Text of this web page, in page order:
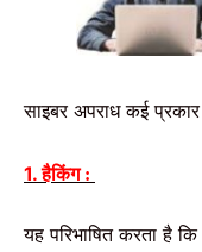
साइबर अपराध कई प्रकार
1. हैकिंग:
यह परिभाषित करता है कि